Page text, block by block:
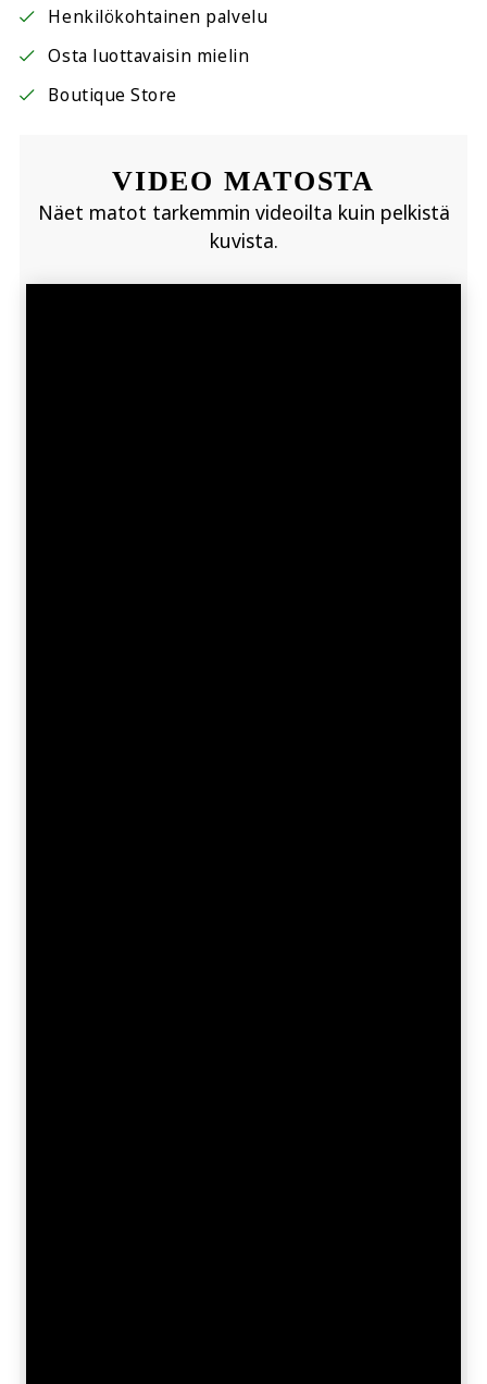
Henkilökohtainen palvelu
Osta luottavaisin mielin
Boutique Store
VIDEO MATOSTA
Näet matot tarkemmin videoilta kuin pelkistä
kuvista.